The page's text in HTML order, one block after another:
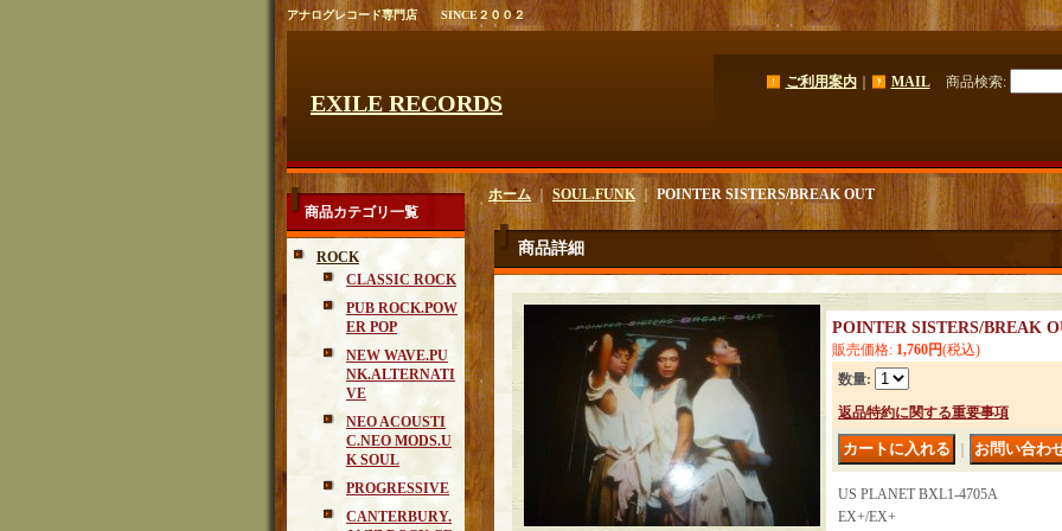
アナログレコード専門店 SINCE２００２
EXILE RECORDS
ご利用案内｜ MAIL 商品検索:
商品カテゴリ一覧
ROCK
CLASSIC ROCK
PUB ROCK.POW
ER POP
NEW WAVE.PU
NK.ALTERNATI
VE
NEO ACOUSTI
C.NEO MODS.U
K SOUL
PROGRESSIVE
CANTERBURY.
ホーム｜ SOUL.FUNK｜ POINTER SISTERS/BREAK OUT
商品詳細
POINTER SISTERS/BREAK
販売価格: 1,760円(税込)
数量:
返品特約に関する重要事項
US PLANET BXL1-4705A
EX+/EX+